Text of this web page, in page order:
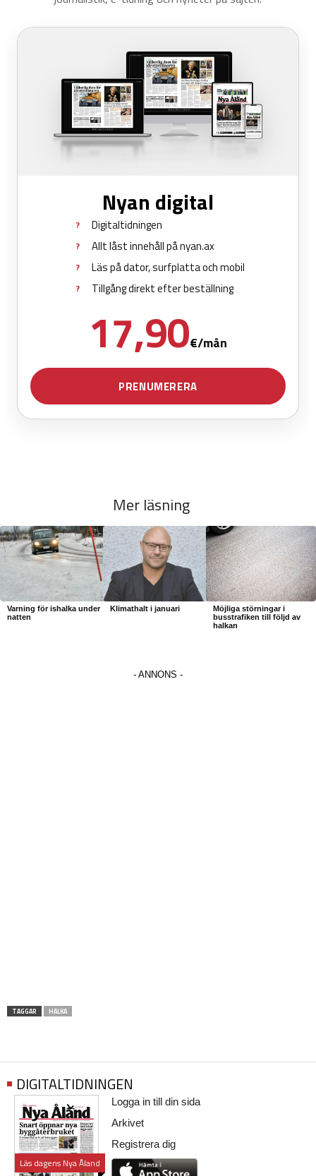
Mer läsning
Varning för ishalka under
natten
Klimathalt i januari
Möjliga störningar i
busstrafiken till följd av
halkan
TAGGAR HALKA
DIGITALTIDNINGEN
Läs dagens Nya Åland
Logga in till din sida
Arkivet
Registrera dig